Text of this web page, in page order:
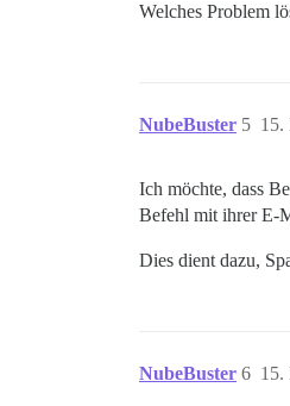
Welches Problem
NubeBuster 15.
5
Ich möchte, dass
Befehl mit ihrer E-
Dies dient dazu,
NubeBuster 15.
6